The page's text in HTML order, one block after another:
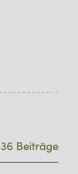
36 Beiträge